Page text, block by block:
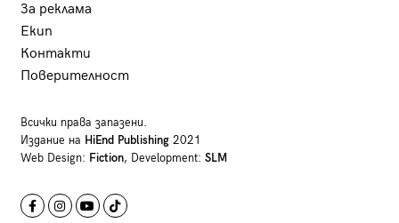
За реклама
Екип
Контакти
Поверителност
Всички права запазени.
Издание на HiEnd Publishing2021
Web Design: Fiction, Development: SLM